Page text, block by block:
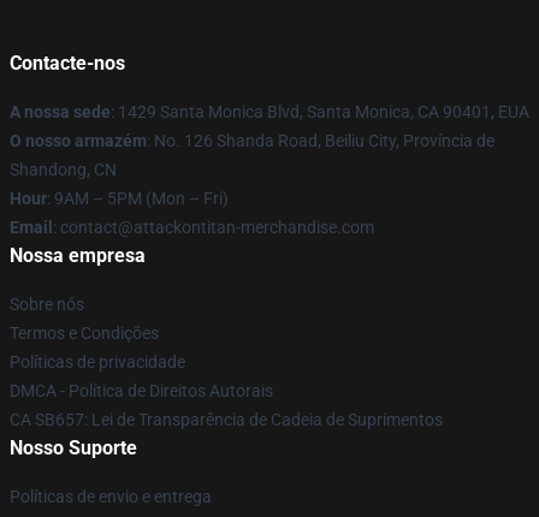
Contacte-nos
A nossa sede: 1429 Santa Monica Blvd, Santa Monica, CA 90401, EUA
O nosso armazém: No. 126 Shanda Road, Beiliu City, Província de
Shandong, CN
Hour: 9AM – 5PM (Mon – Fri)
Email : contact@attackontitan-merchandise.com
Nossa empresa
Sobre nós
Termos e Condições
Políticas de privacidade
DMCA - Política de Direitos Autorais
CA SB657: Lei de Transparência de Cadeia de Suprimentos
Nosso Suporte
Políticas de envio e entrega